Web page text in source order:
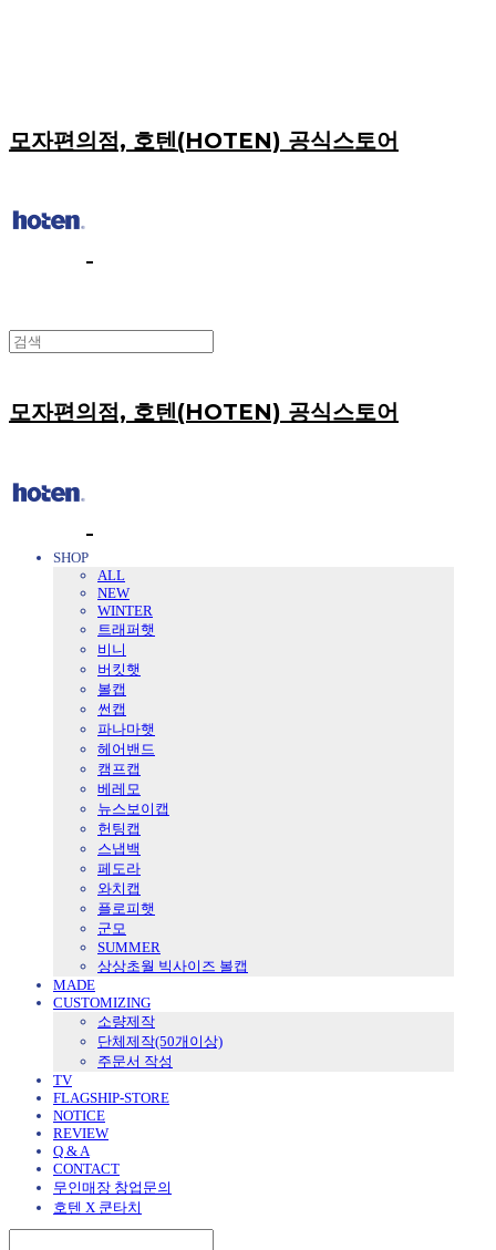
모자편의점, 호텐(HOTEN) 공식스토어
모자편의점, 호텐(HOTEN) 공식스토어
SHOP
ALL
NEW
WINTER
트래퍼햇
비니
버킷햇
볼캡
썬캡
파나마햇
헤어밴드
캠프캡
베레모
뉴스보이캡
헌팅캡
스냅백
페도라
와치캡
플로피햇
군모
SUMMER
상상초월 빅사이즈 볼캡
MADE
CUSTOMIZING
소량제작
단체제작(50개이상)
주문서 작성
TV
FLAGSHIP-STORE
NOTICE
REVIEW
Q & A
CONTACT
무인매장 창업문의
호텐 X 쿤타치